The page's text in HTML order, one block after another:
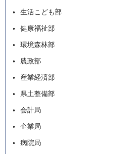
生活こども部
健康福祉部
環境森林部
農政部
産業経済部
県土整備部
会計局
企業局
病院局